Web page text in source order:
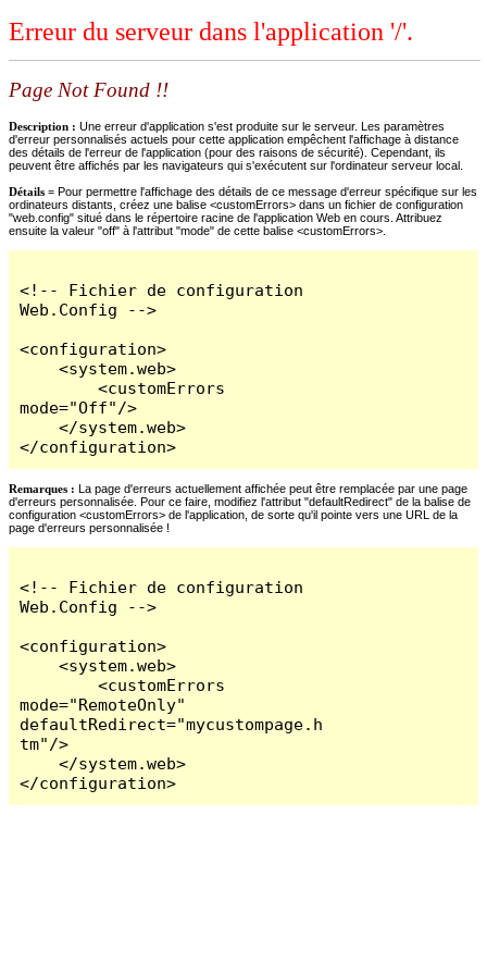
Erreur du serveur dans l'application '/'.
Page Not Found !!
Description : Une erreur d'application s'est produite sur le serveur. Les paramètres
d'erreur personnalisés actuels pour cette application empêchent l'affichage à distance
des détails de l'erreur de l'application (pour des raisons de sécurité). Cependant, ils
peuvent être affichés par les navigateurs qui s'exécutent sur l'ordinateur serveur local.
Détails = Pour permettre l'affichage des détails de ce message d'erreur spécifique sur les
ordinateurs distants, créez une balise <customErrors> dans un fichier de configuration
"web.config" situé dans le répertoire racine de l'application Web en cours. Attribuez
ensuite la valeur "off" à l'attribut "mode" de cette balise <customErrors>.
<!-- Fichier de configuration
Web.Config -->
<configuration>
    <system.web>
        <customErrors
mode="Off"/>
    </system.web>
</configuration>
Remarques : La page d'erreurs actuellement affichée peut être remplacée par une page
d'erreurs personnalisée. Pour ce faire, modifiez l'attribut "defaultRedirect" de la balise de
configuration <customErrors> de l'application, de sorte qu'il pointe vers une URL de la
page d'erreurs personnalisée !
<!-- Fichier de configuration
Web.Config -->
<configuration>
    <system.web>
        <customErrors
mode="RemoteOnly"
defaultRedirect="mycustompage.h
tm"/>
    </system.web>
</configuration>